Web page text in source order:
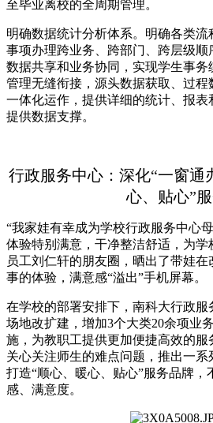
至毕业离校的全周期管理。
明确数据统计分析体系。明确各类
事项办理跨业务、跨部门、跨层级
数据共享和业务协同，实现学生事
管理无缝衔接，源头数据获取、过
一体化运作，提供详细的统计、报
提供数据支撑。
行政服务中心： 深化“一窗通
心、贴心”
“我家娃有幸成为学校行政服务中心母
体验特别满意，干净整洁舒适，为学
员工刘仁轩的朋友圈，晒出了带娃
事的体验，满意感“溢出”手机屏幕。
在学校的部署安排下，南科大行政服
场地改扩建，增加3个大类20余项业
施，为教职工提供更加便捷高效的
关心关注师生的难点问题，推出一系
打造“顺心、暖心、贴心”服务品牌
感、满意度。